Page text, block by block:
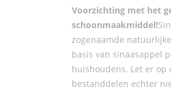
Voorzichting met het
schoonmaakmiddel!
zogenaamde
basis van sinaasappel
huishoudens. Let er
bestanddelen echter